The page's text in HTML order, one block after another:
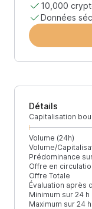
10,000
Données
Détails
Capitalisation
Volume (24h)
Volume/
Prédominance
Offre en
Offre Totale
Évaluation après
Minimum sur 24 h
Maximum sur 24 h